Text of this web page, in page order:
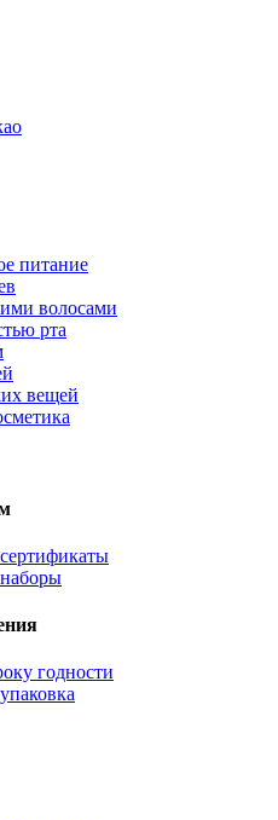
питание
волосами
рта
вещей
годности